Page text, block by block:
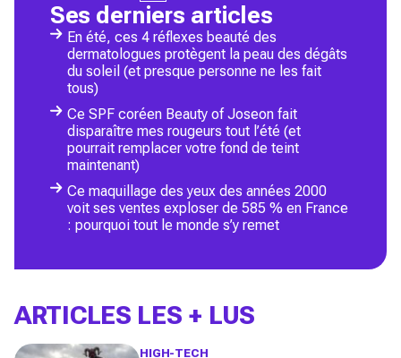
Ses derniers articles
En été, ces 4 réflexes beauté des
dermatologues protègent la peau des dégâts
du soleil (et presque personne ne les fait
tous)
Ce SPF coréen Beauty of Joseon fait
disparaître mes rougeurs tout l’été (et
pourrait remplacer votre fond de teint
maintenant)
Ce maquillage des yeux des années 2000
voit ses ventes exploser de 585 % en France
: pourquoi tout le monde s’y remet
ARTICLES LES + LUS
HIGH-TECH